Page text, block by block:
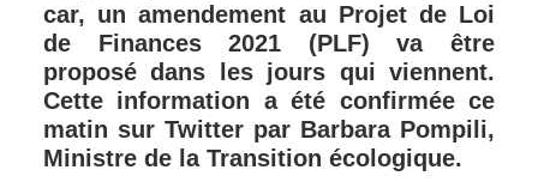
car, un amendement au Projet de Loi
de Finances 2021 (PLF) va être
proposé dans les jours qui viennent.
Cette information a été confirmée ce
matin sur Twitter par Barbara Pompili,
Ministre de la Transition écologique.